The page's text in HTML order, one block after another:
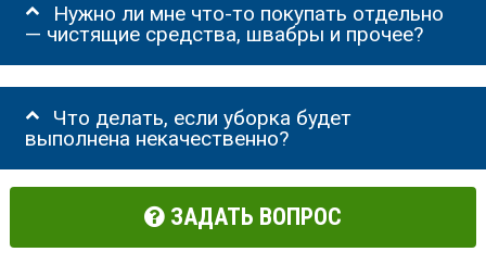
Нужно ли мне что-то покупать отдельно
— чистящие средства, швабры и прочее?
Что делать, если уборка будет
выполнена некачественно?
ЗАДАТЬ ВОПРОС